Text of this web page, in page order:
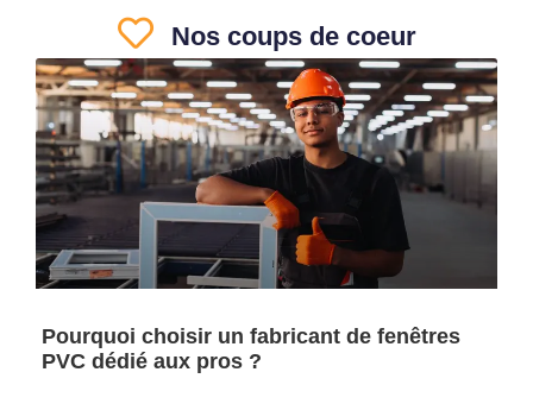
Nos coups de coeur
Pourquoi choisir un fabricant de fenêtres
PVC dédié aux pros ?